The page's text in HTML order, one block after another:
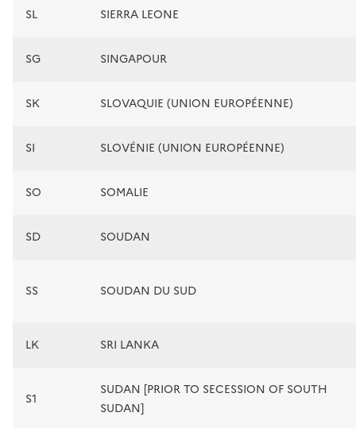
SL SIERRA LEONE
SG SINGAPOUR
SK SLOVAQUIE (UNION EUROPÉENNE)
SI SLOVÉNIE (UNION EUROPÉENNE)
SO SOMALIE
SD SOUDAN
SS SOUDAN DU SUD
LK SRI LANKA
S1
SUDAN [PRIOR TO SECESSION OF SOUTH
SUDAN]